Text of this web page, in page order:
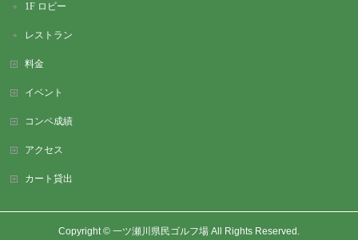
1F ロビー
レストラン
料金
イベント
コンペ成績
アクセス
カート貸出
Copyright © 一ツ瀬川県民ゴルフ場All Rights Reserved.